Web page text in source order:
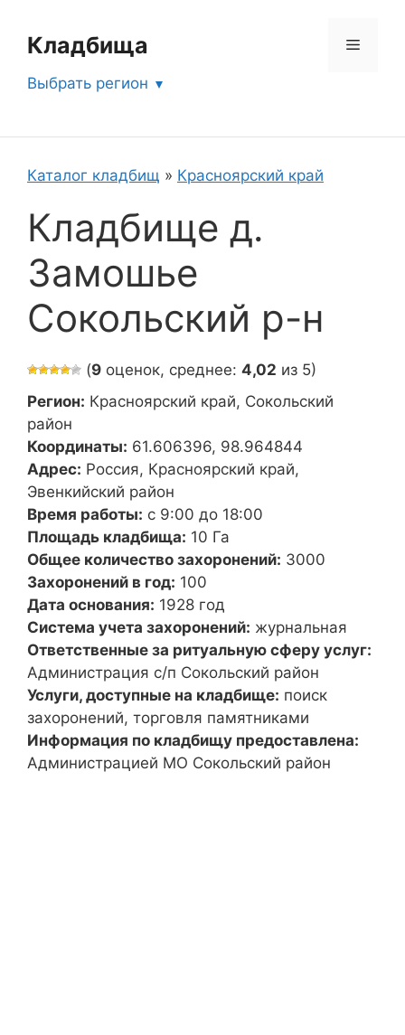
содержимому
Кладбища Меню
Выбрать регион
Каталог кладбищ » Красноярский край
Кладбище д.
Замошье
Сокольский р-н
(9 оценок, среднее: 4,02 из 5)
Регион: Красноярский край, Сокольский
район
Координаты: 61.606396, 98.964844
Адрес: Россия, Красноярский край,
Эвенкийский район
Время работы: с 9:00 до 18:00
Площадь кладбища: 10 Га
Общее количество захоронений: 3000
Захоронений в год: 100
Дата основания: 1928 год
Система учета захоронений: журнальная
Ответственные за ритуальную сферу услуг:
Администрация с/п Сокольский район
Услуги, доступные на кладбище: поиск
захоронений, торговля памятниками
Информация по кладбищу предоставлена:
Администрацией МО Сокольский район